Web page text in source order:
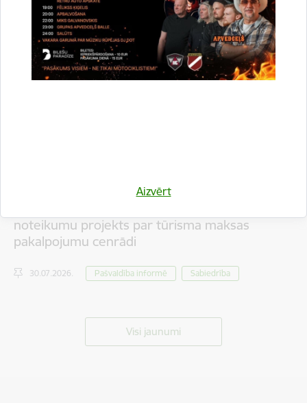
Aizvērt
noteikumu projekts par tūrisma maksas
pakalpojumu cenrādi
30.07.2026. Pašvaldība informē Sabiedrība
Visi jaunumi